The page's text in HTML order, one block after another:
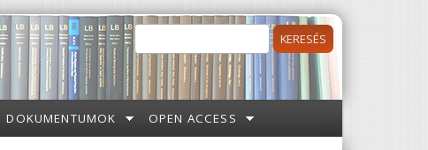
Keresés űrlap
DOKUMENTUMOK OPEN ACCESS